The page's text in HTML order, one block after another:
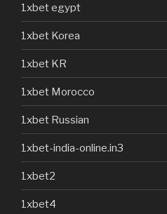
1xbet egypt
1xbet Korea
1xbet KR
1xbet Morocco
1xbet Russian
1xbet-india-online.in3
1xbet2
1xbet4